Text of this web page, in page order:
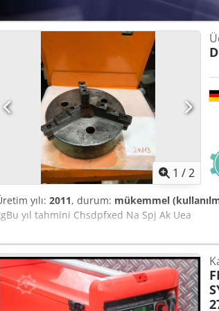
1 /2
yılı: 2011, durum: mükemmel
yıl tahmini Chsdpfxed Na Spj Ak Uea